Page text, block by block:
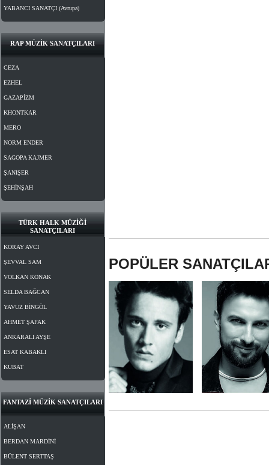
YABANCI SANATÇI (Avrupa)
RAP MÜZİK SANATÇILARI
CEZA
EZHEL
GAZAPİZM
KHONTKAR
MERO
NORM ENDER
SAGOPA KAJMER
ŞANIŞER
ŞEHİNŞAH
TÜRK HALK MÜZİĞİ
SANATÇILARI
KORAY AVCI
ŞEVVAL SAM
VOLKAN KONAK
SELDA BAĞCAN
YAVUZ BİNGÖL
AHMET ŞAFAK
ANKARALI AYŞE
ESAT KABAKLI
KUBAT
FANTAZİ MÜZİK SANATÇILARI
ALİŞAN
BERDAN MARDİNİ
BÜLENT SERTTAŞ
POPÜLER